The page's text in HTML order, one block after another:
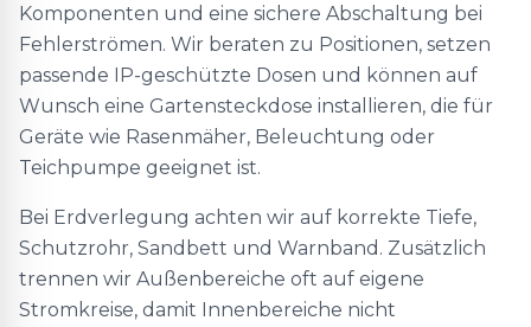
Komponenten und eine sichere Abschaltung bei
Fehlerströmen. Wir beraten zu Positionen, setzen
passende IP-geschützte Dosen und können auf
Wunsch eine Gartensteckdose installieren, die für
Geräte wie Rasenmäher, Beleuchtung oder
Teichpumpe geeignet ist.
Bei Erdverlegung achten wir auf korrekte Tiefe,
Schutzrohr, Sandbett und Warnband. Zusätzlich
trennen wir Außenbereiche oft auf eigene
Stromkreise, damit Innenbereiche nicht